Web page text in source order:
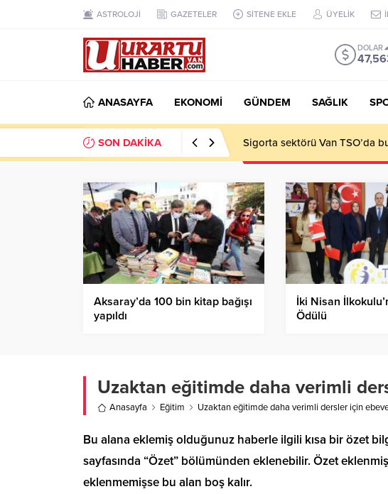
ASTROLOJİ GAZETELER SİTENE EKLE ÜYELİK
DOLAR
ANASAYFA EKONOMİ GÜNDEM SAĞLIK
SON DAKİKA VAN TSO: Takip ediyoruz!
Aksaray’da 100 bin kitap bağışı
yapıldı
İki Nisan
Ödülü
Uzaktan eğitimde daha verimli
Anasayfa Eğitim Uzaktan eğitimde daha verimli dersler için
Bu alana eklemiş olduğunuz haberle ilgili kısa bir özet
sayfasında “Özet” bölümünden eklenebilir. Özet
eklenmemişse bu alan boş kalır.